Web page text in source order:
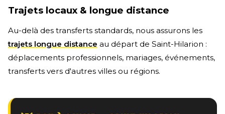
Trajets locaux & longue distance
Au-delà des transferts standards, nous assurons les
trajets longue distance au départ de Saint-Hilarion :
déplacements professionnels, mariages, événements,
transferts vers d'autres villes ou régions.